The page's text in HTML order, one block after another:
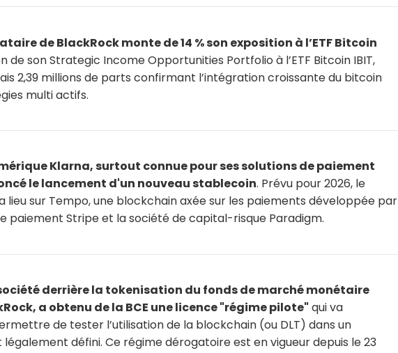
de BlackRock monte de 14 % son exposition à l’ETF Bitcoin
de son Strategic Income Opportunities Portfolio à l’ETF Bitcoin IBIT,
2,39 millions de parts confirmant l’intégration croissante du bitcoin
multi actifs.
Klarna, surtout connue pour ses solutions de paiement
le lancement d'un nouveau stablecoin. Prévu pour 2026, le
lieu sur Tempo, une blockchain axée sur les paiements développée par
paiement Stripe et la société de capital-risque Paradigm.
derrière la tokenisation du fonds de marché monétaire
a obtenu de la BCE une licence "régime pilote" qui va
de tester l’utilisation de la blockchain (ou DLT) dans un
défini. Ce régime dérogatoire est en vigueur depuis le 23